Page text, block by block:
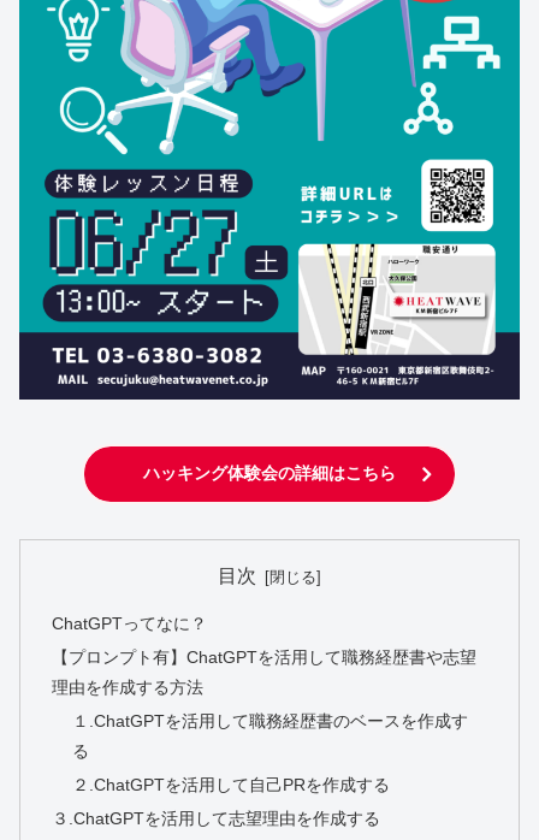
ハッキング体験会の詳細はこちら
目次
ChatGPTってなに？
【プロンプト有】ChatGPTを活用して職務経歴書や志望
理由を作成する方法
１.ChatGPTを活用して職務経歴書のベースを作成す
る
２.ChatGPTを活用して自己PRを作成する
３.ChatGPTを活用して志望理由を作成する